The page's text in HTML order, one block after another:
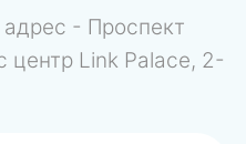
- Проспект
центр Link Palace, 2-